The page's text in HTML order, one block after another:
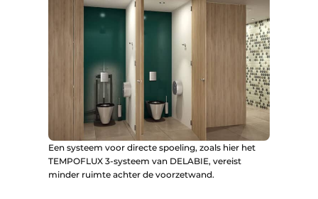
Een systeem voor directe spoeling, zoals hier het
TEMPOFLUX 3-systeem van DELABIE, vereist
minder ruimte achter de voorzetwand.